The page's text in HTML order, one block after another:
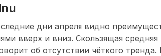
дни апреля видно
вверх и вниз. Скользящая средняя
об отсутствии чёткого